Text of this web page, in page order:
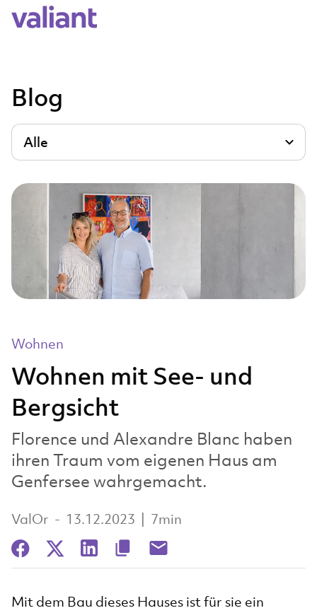
Blog
Alle
Wohnen
Wohnen mit See- und
Bergsicht
Florence und Alexandre Blanc haben
ihren Traum vom eigenen Haus am
Genfersee wahrgemacht.
ValOr - 13.12.2023 | 7min
Mit dem Bau dieses Hauses ist für sie ein